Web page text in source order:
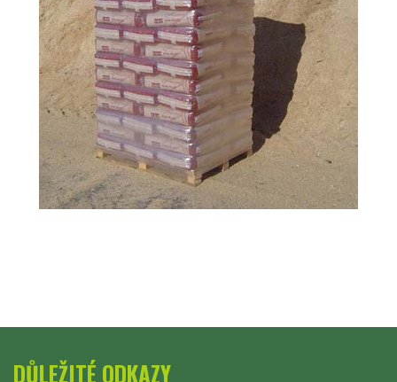
DŮLEŽITÉ ODKAZY